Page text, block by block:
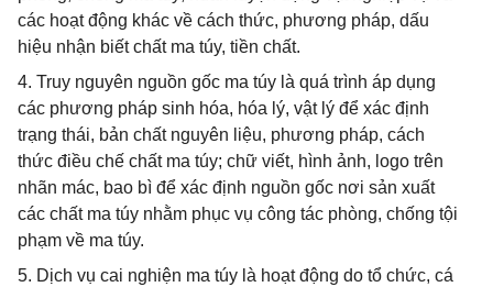
các hoạt động khác về cách thức, phương pháp, dấu
hiệu nhận biết chất ma túy, tiền chất.
4. Truy nguyên nguồn gốc ma túy là quá trình áp dụng
các phương pháp sinh hóa, hóa lý, vật lý để xác định
trạng thái, bản chất nguyên liệu, phương pháp, cách
thức điều chế chất ma túy; chữ viết, hình ảnh, logo trên
nhãn mác, bao bì để xác định nguồn gốc nơi sản xuất
các chất ma túy nhằm phục vụ công tác phòng, chống tội
phạm về ma túy.
5. Dịch vụ cai nghiện ma túy là hoạt động do tổ chức, cá